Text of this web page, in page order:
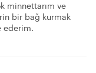
minnettarım ve
bir bağ kurmak
ederim.